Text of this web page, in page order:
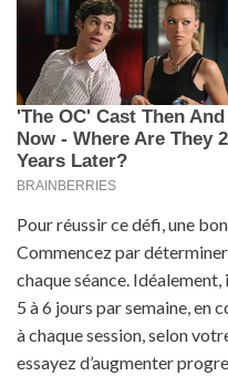
Pour réussir ce défi, une
Commencez par
chaque séance.
5 à 6 jours par semaine, en
à chaque session, selon
essayez d’augmenter